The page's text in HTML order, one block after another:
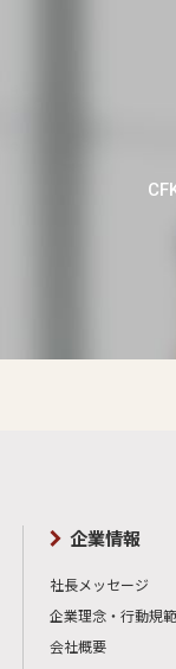
企業情報
社長メッセージ
企業理念・行動規範
会社概要